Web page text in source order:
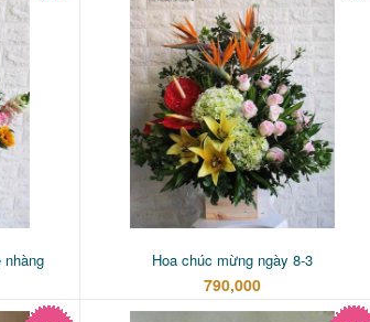
nhàng Hoa chúc mừng ngày 8-3
790,000